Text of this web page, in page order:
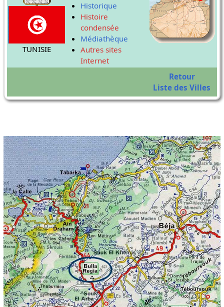
TUNISIE
Historique
Histoire
condensée
Médiathèque
Autres sites
Internet
Retour
Liste des Villes